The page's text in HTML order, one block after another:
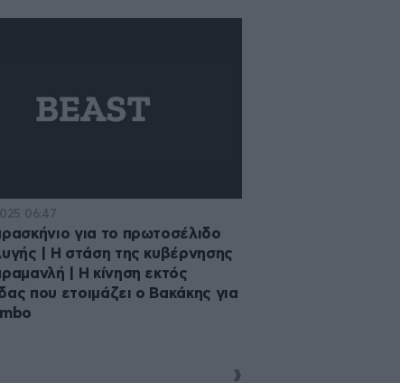
06:47
για το πρωτοσέλιδο
| Η στάση της κυβέρνησης
| Η κίνηση εκτός
που ετοιμάζει ο Βακάκης για